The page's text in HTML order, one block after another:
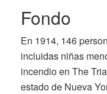
Fondo
En 1914, 146
incluidas niñas
incendio en The
estado de Nueva